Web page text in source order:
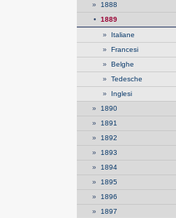
» 1888
•
1889
» Italiane
» Francesi
» Belghe
» Tedesche
» Inglesi
» 1890
» 1891
» 1892
» 1893
» 1894
» 1895
» 1896
» 1897